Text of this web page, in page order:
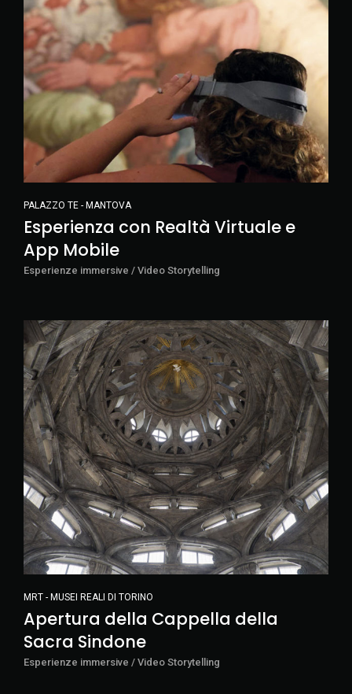
PALAZZO TE - MANTOVA
Esperienza con Realtà Virtuale e
App Mobile
Esperienze immersive / Video Storytelling
MRT - MUSEI REALI DI TORINO
Apertura della Cappella della
Sacra Sindone
Esperienze immersive / Video Storytelling